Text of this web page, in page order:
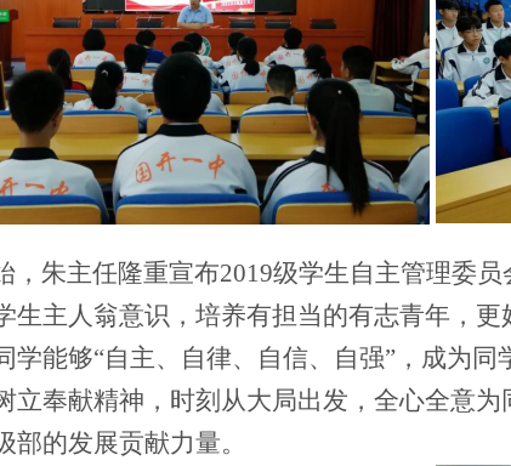
朱主任隆重宣布2019级学生自主管理委员
生主人翁意识，培养有担当的有志青年，
学能够“自主、自律、自信、自强”，成为
立奉献精神，时刻从大局出发，全心全意
部的发展贡献力量。